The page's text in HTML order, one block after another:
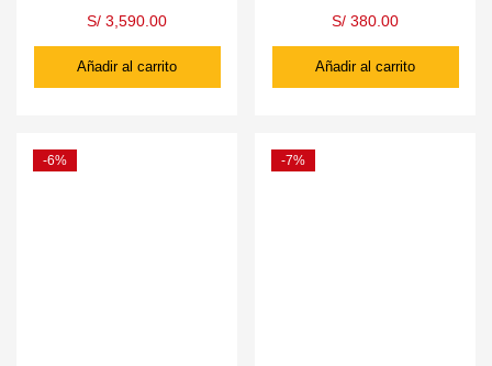
S/ 3,590.00
Añadir al carrito
S/ 380.00
Añadir al carrito
-6% -7%